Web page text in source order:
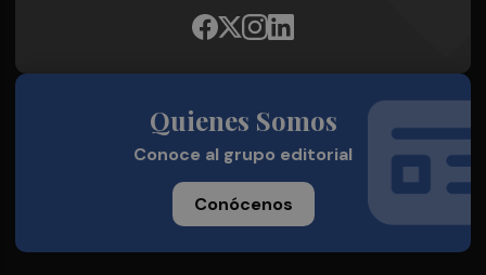
Quienes Somos
Conoce al grupo editorial
Conócenos